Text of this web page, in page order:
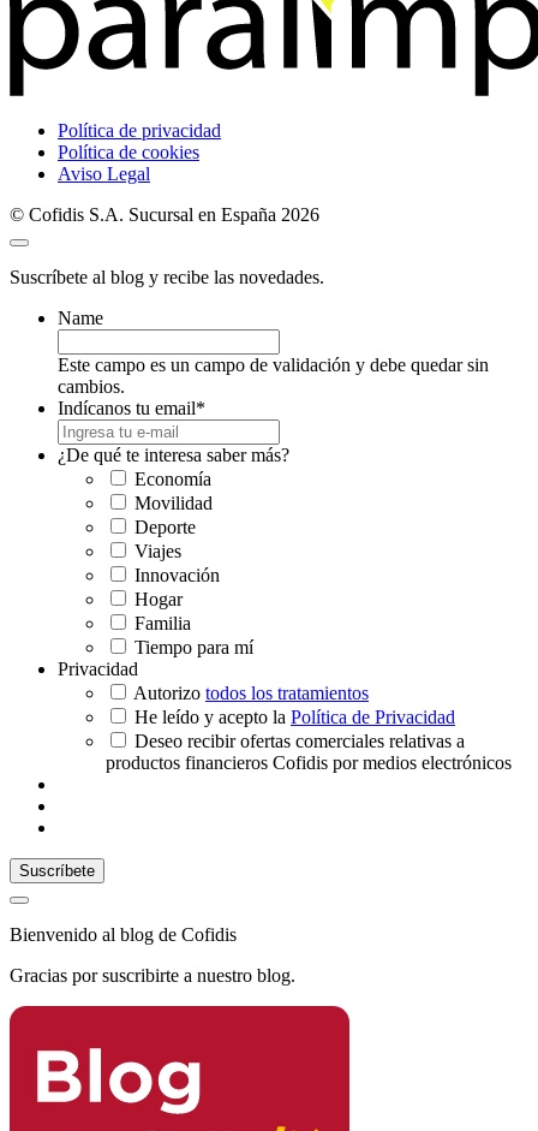
Política de privacidad
Política de cookies
Aviso Legal
© Cofidis S.A. Sucursal en España 2026
Suscríbete al blog y recibe las novedades.
Name
Este campo es un campo de validación y debe quedar sin
cambios.
Indícanos tu email*
¿De qué te interesa saber más?
Economía
Movilidad
Deporte
Viajes
Innovación
Hogar
Familia
Tiempo para mí
Privacidad
Autorizo todos los tratamientos
He leído y acepto la Política de Privacidad
Deseo recibir ofertas comerciales relativas a
productos financieros Cofidis por medios electrónicos
Bienvenido al blog de Cofidis
Gracias por suscribirte a nuestro blog.